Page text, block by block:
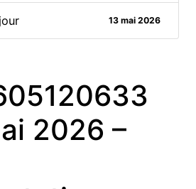
13 mai 2026
2026 –